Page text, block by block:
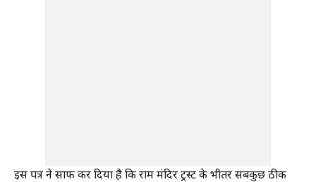
इस पत्र ने साफ कर दिया है कि राम मंदिर ट्रस्ट के भीतर सबकुछ ठीक